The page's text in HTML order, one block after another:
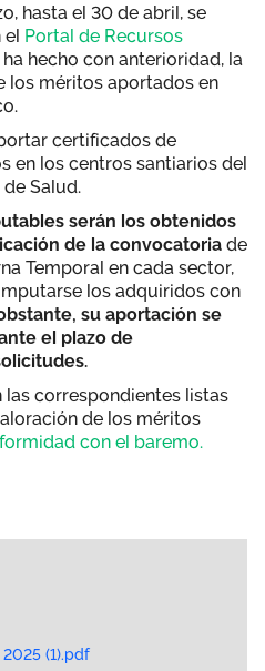
hasta el 30 de abril, se
el Portal de Recursos
ha hecho con anterioridad, la
los méritos aportados en
certificados de
en los centros santiarios del
Salud.
serán los obtenidos
de la convocatoria de
Temporal en cada sector,
los adquiridos con
su aportación se
el plazo de
las correspondientes listas
de los méritos
con el baremo.
(1).pdf